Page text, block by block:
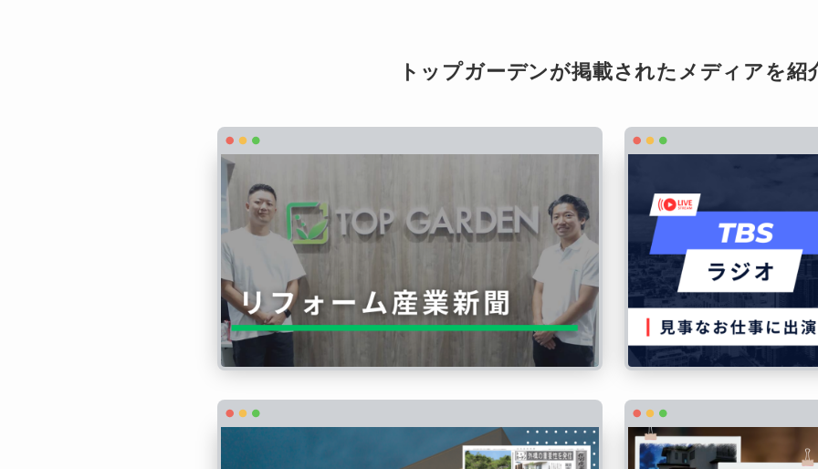
トップガーデンが掲載されたメディアを紹